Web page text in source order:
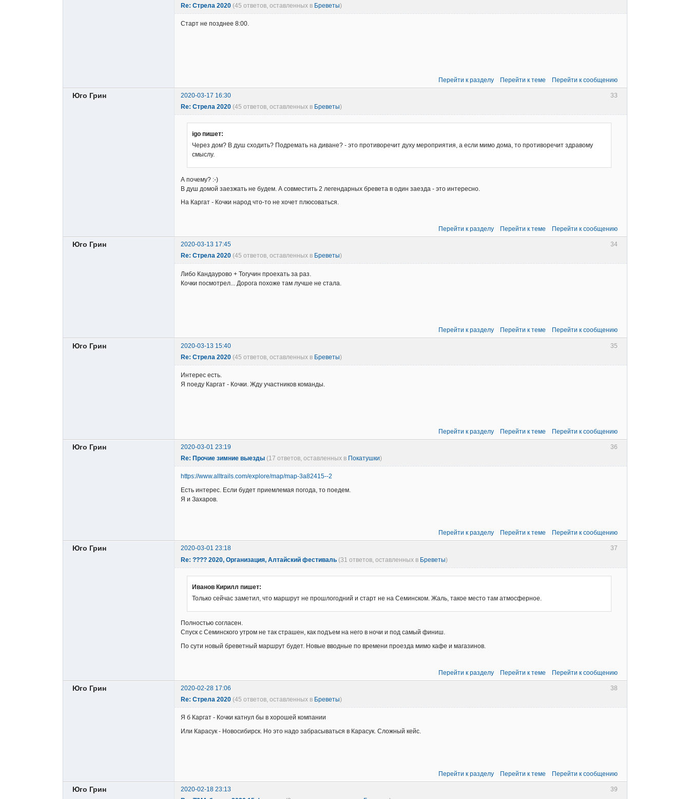
Re: Стрела 2020 (45 ответов, оставленных в Бреветы)
Старт не позднее 8:00.
Перейти к разделу Перейти к теме Перейти к сообщению
33
Юго Грин
2020-03-17 16:30
Re: Стрела 2020 (45 ответов, оставленных в Бреветы)
igo пишет:
Через дом? В душ сходить? Подремать на диване? - это противоречит духу мероприятия, а если мимо дома, то противоречит здравому
смыслу.
А почему? :-)
В душ домой заезжать не будем. А совместить 2 легендарных бревета в один заезда - это интересно.
На Каргат - Кочки народ что-то не хочет плюсоваться.
Перейти к разделу Перейти к теме Перейти к сообщению
34
Юго Грин
2020-03-13 17:45
Re: Стрела 2020 (45 ответов, оставленных в Бреветы)
Либо Кандаурово + Тогучин проехать за раз.
Кочки посмотрел... Дорога похоже там лучше не стала.
Перейти к разделу Перейти к теме Перейти к сообщению
35
Юго Грин
2020-03-13 15:40
Re: Стрела 2020 (45 ответов, оставленных в Бреветы)
Интерес есть.
Я поеду Каргат - Кочки. Жду участников команды.
Перейти к разделу Перейти к теме Перейти к сообщению
36
Юго Грин
2020-03-01 23:19
Re: Прочие зимние выезды (17 ответов, оставленных в Покатушки)
https://www.alltrails.com/explore/map/map-3a82415--2
Есть интерес. Если будет приемлемая погода, то поедем.
Я и Захаров.
Перейти к разделу Перейти к теме Перейти к сообщению
37
Юго Грин
2020-03-01 23:18
Re: ???? 2020, Организация, Алтайский фестиваль (31 ответов, оставленных в Бреветы)
Иванов Кирилл пишет:
Только сейчас заметил, что маршрут не прошлогодний и старт не на Семинском. Жаль, такое место там атмосферное.
Полностью согласен.
Спуск с Семинского утром не так страшен, как подъем на него в ночи и под самый финиш.
По сути новый бреветный маршрут будет. Новые вводные по времени проезда мимо кафе и магазинов.
Перейти к разделу Перейти к теме Перейти к сообщению
38
Юго Грин
2020-02-28 17:06
Re: Стрела 2020 (45 ответов, оставленных в Бреветы)
Я б Каргат - Кочки катнул бы в хорошей компании
Или Карасук - Новосибирск. Но это надо забрасываться в Карасук. Сложный кейс.
Перейти к разделу Перейти к теме Перейти к сообщению
39
Юго Грин
2020-02-18 23:13